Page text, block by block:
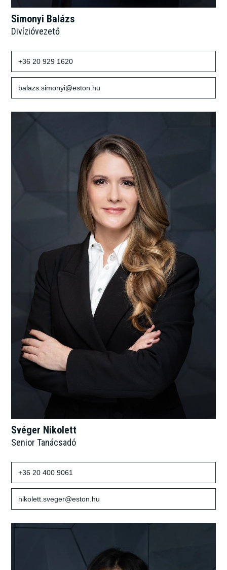
Simonyi Balázs
Divízióvezető
+36 20 929 1620
balazs.simonyi@eston.hu
Svéger Nikolett
Senior Tanácsadó
+36 20 400 9061
nikolett.sveger@eston.hu